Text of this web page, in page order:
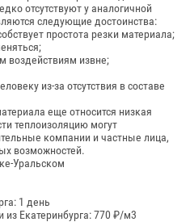
отсутствуют у аналогичной
следующие достоинства:
простота резки материала;
воздействиям извне;
из-за отсутствия в составе
еще относится низкая
теплоизоляцию могут
компании и частные лица,
возможностей.
Уральском
1 день
из Екатеринбурга: 770 ₽/м3